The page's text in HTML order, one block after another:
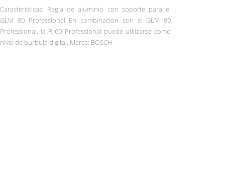
Características: Regla de aluminio con soporte para el
GLM 80 Professional En combinación con el GLM 80
Professional, la R 60 Professional puede utilizarse como
nivel de burbuja digital. Marca: BOSCH